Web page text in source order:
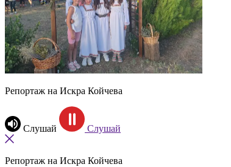
Репортаж на Искра Койчева
Слушай Слушай
Репортаж на Искра Койчева